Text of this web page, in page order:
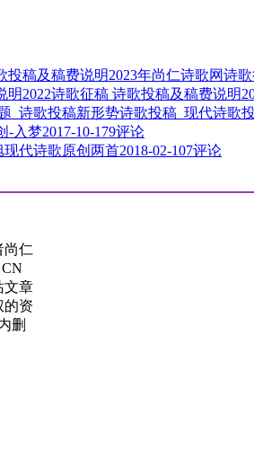
2023年尚仁诗歌网诗
2022诗歌征稿 诗歌投稿及稿费说明
诗歌投稿_现代诗歌
-入梦2017-10-179评论
现代诗歌原创两首2018-02-107评论
尚仁
文章
的资
删